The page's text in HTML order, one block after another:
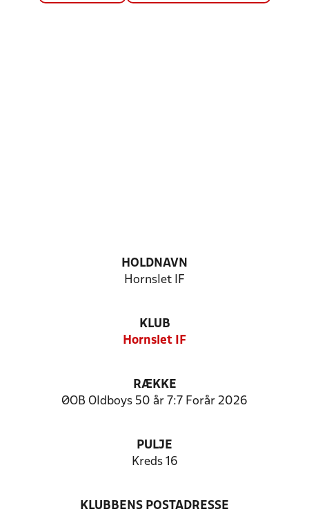
HOLDNAVN
Hornslet IF
KLUB
Hornslet IF
RÆKKE
ØOB Oldboys 50 år 7:7 Forår 2026
PULJE
Kreds 16
KLUBBENS POSTADRESSE